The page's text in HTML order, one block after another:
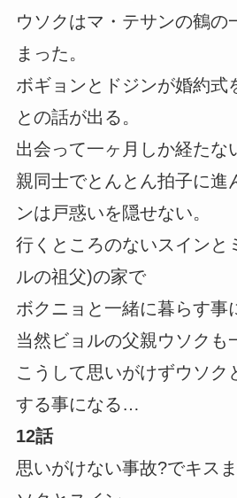
ウソクはマ・テサンの鶴の
まった。
ボギョンとドジンが婚約式
との話が出る。
出会って一ヶ月しか経たな
親同士でとんとん拍子に進
ンは戸惑いを隠せない。
行くところのないスインと
ルの祖父)の家で
ボクニョと一緒に暮らす事
当然ビョルの父親ウソクも
こうして思いがけずウソク
する事になる…
12話
思いがけない事故?でキス